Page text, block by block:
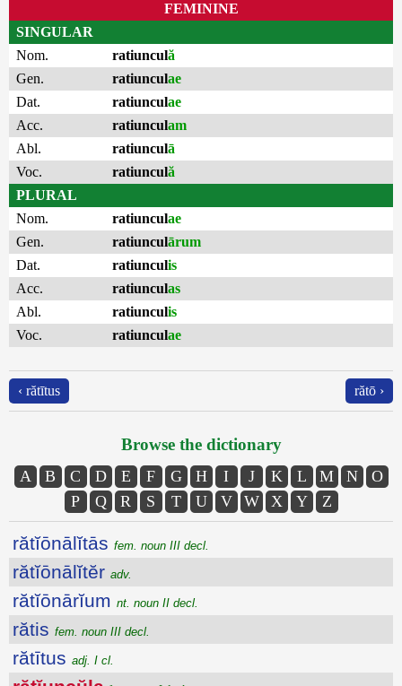
FEMININE
SINGULAR
Nom.
ratiunculă
Gen.
ratiunculae
Dat.
ratiunculae
Acc.
ratiunculam
Abl.
ratiunculā
Voc.
ratiunculă
PLURAL
Nom.
ratiunculae
Gen.
ratiunculārum
Dat.
ratiunculis
Acc.
ratiunculas
Abl.
ratiunculis
Voc.
ratiunculae
‹ rătītus rătō ›
Browse the dictionary
A B C D E F G H I J K L M N
O
P
Q R S T U V W X Y Z
rătĭōnālĭtās fem. noun III decl.
rătĭōnālĭtĕr adv.
rătĭōnārĭum nt. noun II decl.
rătis fem. noun III decl.
rătītus adj. I cl.